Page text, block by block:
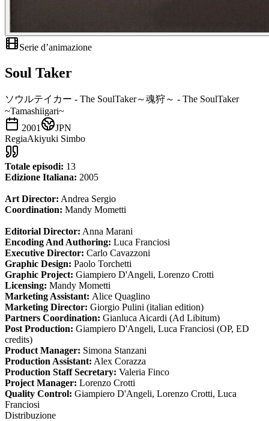
Serie d’animazione
Soul Taker
ソウルテイカー - The SoulTaker～魂狩～ - The SoulTaker
~Tamashiigari~
2001
JPN
RegiaAkiyuki Simbo
Totale episodi: 13
Edizione Italiana: 2005
Art Director: Andrea Sergio
Coordination: Mandy Mometti
Editorial Director: Anna Marani
Encoding And Authoring: Luca Franciosi
Executive Director: Carlo Cavazzoni
Graphic Design: Paolo Torchetti
Graphic Project: Giampiero D'Angeli, Lorenzo Crotti
Licensing: Mandy Mometti
Marketing Assistant: Alice Quaglino
Marketing Director: Giorgio Pulini (italian edition)
Partners Coordination: Gianluca Aicardi (Ad Libitum)
Post Production: Giampiero D'Angeli, Luca Franciosi (OP, ED
credits)
Product Manager: Simona Stanzani
Production Assistant: Alex Corazza
Production Staff Secretary: Valeria Finco
Project Manager: Lorenzo Crotti
Quality Control: Giampiero D'Angeli, Lorenzo Crotti, Luca
Franciosi
Distribuzione